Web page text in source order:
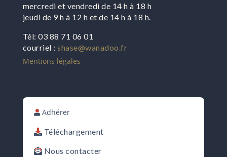
mercredi et vendredi de 14 h à 18 h
jeudi de 9 h à 12 h et de 14 h à 18 h.
Tél: 03 88 71 06 01
courriel :shase@wanadoo.fr
Mentions légales
Adhérer
Téléchargement
Nous contacter